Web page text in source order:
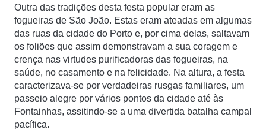
Outra das tradições desta festa popular eram as
fogueiras de São João. Estas eram ateadas em algumas
das ruas da cidade do Porto e, por cima delas, saltavam
os foliões que assim demonstravam a sua coragem e
crença nas virtudes purificadoras das fogueiras, na
saúde, no casamento e na felicidade. Na altura, a festa
caracterizava-se por verdadeiras rusgas familiares, um
passeio alegre por vários pontos da cidade até às
Fontainhas, assitindo-se a uma divertida batalha campal
pacífica.